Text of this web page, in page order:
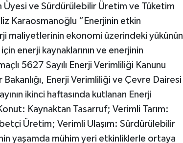
ve Sürdürülebilir Üretim ve Tüketim
Karaosmanoğlu “Enerjinin etkin
maliyetlerinin ekonomi üzerindeki yükünün
enerji kaynaklarının ve enerjinin
5627 Sayılı Enerji Verimliliği Kanunu
Enerji Verimliliği ve Çevre Dairesi
ikinci haftasında kutlanan Enerji
Kaynaktan Tasarruf; Verimli Tarım:
Üretim; Verimli Ulaşım: Sürdürülebilir
yaşamda mühim yeri etkinliklerle ortaya